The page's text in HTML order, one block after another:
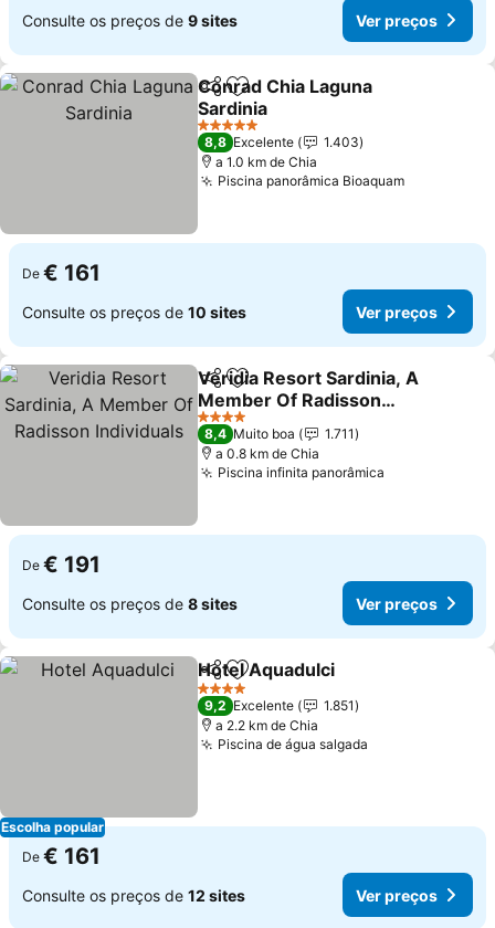
Consulte os preços de 9 sites Ver preços
PartilharAdicionar aos favoritos
Conrad Chia Laguna
Sardinia
5 Estrelas
8,8 Excelente
1.403
a 1.0 km de Chia
Piscina panorâmica Bioaquam
De € 161
Consulte os preços de 10 sites Ver preços
PartilharAdicionar aos favoritos
Veridia Resort Sardinia, A
Member Of Radisson
Individuals
4 Estrelas
8,4 Muito boa
1.711
a 0.8 km de Chia
Piscina infinita panorâmica
De € 191
Consulte os preços de 8 sites Ver preços
Escolha popular
PartilharAdicionar aos favoritos
Hotel Aquadulci
4 Estrelas
9,2 Excelente
1.851
a 2.2 km de Chia
Piscina de água salgada
De € 161
Consulte os preços de 12 sites Ver preços